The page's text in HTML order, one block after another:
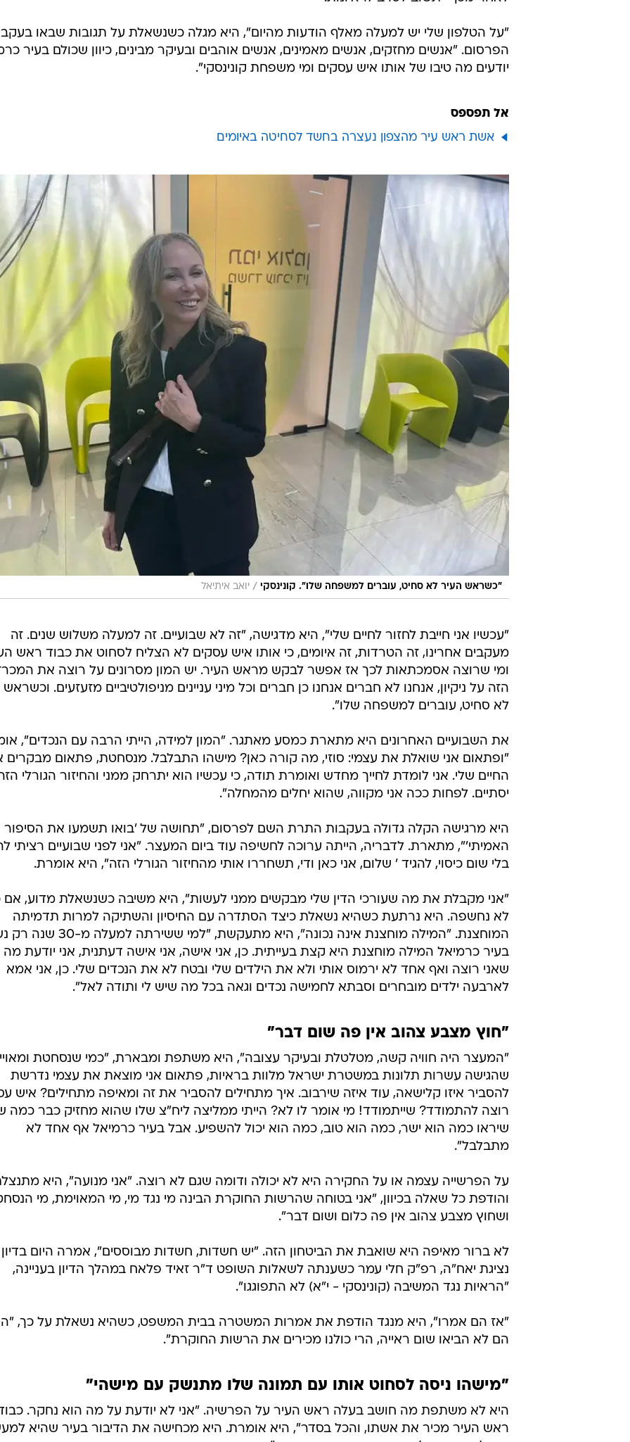
"על הטלפון שלי יש למעלה מאלף הודעות מהיום", היא מגלה כשנשאלת על תגובות שבאו
הפרסום. "אנשים מחזקים, אנשים מאמינים, אנשים אוהבים ובעיקר מבינים, כיוון שכולם בעיר
יודעים מה טיבו של אותו איש עסקים ומי משפחת קונינסקי".
אל תפספס
אשת ראש עיר מהצפון נעצרה בחשד לסחיטה באיומים
"כשראש העיר לא סחיט, עוברים למשפחה שלו". קונינסקי / יואב איתיאל
"עכשיו אני חייבת לחזור לחיים שלי", היא מדגישה, "זה לא שבועיים. זה למעלה משלוש שנים. זה
מעקבים אחרינו, זה הטרדות, זה איומים, כי אותו איש עסקים לא הצליח לסחוט את כבוד ראש
ומי שרוצה אסמכתאות לכך אז אפשר לבקש מראש העיר. יש המון מסרונים על רוצה את
הזה על ניקיון, אנחנו לא חברים אנחנו כן חברים וכל מיני עניינים מניפולטיביים מזעזעים. וכשראש
לא סחיט, עוברים למשפחה שלו".
את השבועיים האחרונים היא מתארת כמסע מאתגר. "המון למידה, הייתי הרבה עם הנכדים",
"ופתאום אני שואלת את עצמי: סוזי, מה קורה כאן? מישהו התבלבל. מנסחטת, פתאום מבקרים
החיים שלי. אני לומדת לחייך מחדש ואומרת תודה, כי עכשיו הוא יתרחק ממני והחיזור הגורלי
יסתיים. לפחות ככה אני מקווה, שהוא יחלים מהמחלה".
היא מרגישה הקלה גדולה בעקבות התרת השם לפרסום, "תחושה של 'בואו תשמעו את הסיפור
האמיתי'", מתארת. לדבריה, הייתה ערוכה לחשיפה עוד ביום המעצר. "אני לפני שבועיים רציתי
בלי שום כיסוי, להגיד ' שלום, אני כאן ודי, תשחררו אותי מהחיזור הגורלי הזה", היא אומרת.
"אני מקבלת את מה שעורכי הדין שלי מבקשים ממני לעשות", היא משיבה כשנשאלת מדוע, אם
לא נחשפה. היא נרתעת כשהיא נשאלת כיצד הסתדרה עם החיסיון והשתיקה למרות תדמיתה
המוחצנת. "המילה מוחצנת אינה נכונה", היא מתעקשת, "למי
בעיר כרמיאל המילה מוחצנת היא קצת בעייתית. כן, אני אישה, אני אישה דעתנית, אני יודעת מה
שאני רוצה ואף אחד לא ירמוס אותי ולא את הילדים שלי ובטח לא את הנכדים שלי. כן, אני אמא
לארבעה ילדים מובחרים וסבתא לחמישה נכדים וגאה בכל מה שיש לי ותודה לאל".
"חוץ מצבע צהוב אין פה שום דבר"
"המעצר היה חוויה קשה, מטלטלת ובעיקר עצובה", היא משתפת ומבארת, "כמי שנסחטת
שהגישה עשרות תלונות במשטרת ישראל מלוות בראיות, פתאום אני מוצאת את עצמי נדרשת
להסביר איזו קלישאה, עוד איזה שירבוב. איך מתחילים להסביר את זה ומאיפה מתחילים? איש
רוצה להתמודד? שייתמודד! מי אומר לו לא? הייתי ממליצה ליח"צ שלו שהוא מחזיק כבר כמה
שיראו כמה הוא ישר, כמה הוא טוב, כמה הוא יכול להשפיע. אבל בעיר כרמיאל אף אחד לא
מתבלבל".
על הפרשייה עצמה או על החקירה היא לא יכולה ודומה שגם לא רוצה. "אני מנועה", היא
והודפת כל שאלה בכיוון, "אני בטוחה שהרשות החוקרת הבינה מי נגד מי, מי המאוימת, מי
ושחוץ מצבע צהוב אין פה כלום ושום דבר".
לא ברור מאיפה היא שואבת את הביטחון הזה. "יש חשדות, חשדות מבוססים", אמרה היום בדיון
נציגת יאח"ה, רפ"ק חלי עמר כשענתה לשאלות השופט ד"ר זאיד פלאח במהלך הדיון בעניינה,
"הראיות נגד המשיבה (קונינסקי - י"א) לא התפוגגו".
"אז הם אמרו", היא מנגד הודפת את אמרות המשטרה בבית המשפט, כשהיא נשאלת על כך,
הם לא הביאו שום ראייה, הרי כולנו מכירים את הרשות החוקרת".
"מישהו ניסה לסחוט אותו עם תמונה שלו מתנשק עם מישהי"
היא לא משתפת מה חושב בעלה ראש העיר על הפרשיה. "אני לא יודעת על מה הוא נחקר.
ראש העיר מכיר את אשתו, והכל בסדר", היא אומרת. היא מכחישה את הדיבור בעיר שהיא